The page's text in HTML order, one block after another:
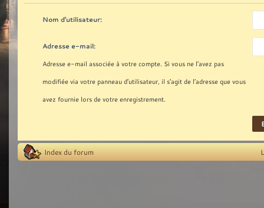
Nom d’utilisateur:
Adresse e-mail:
Adresse e-mail associée à votre compte. Si vous ne l’avez pas
modifiée via votre panneau d’utilisateur, il s’agit de l’adresse que vous
avez fournie lors de votre enregistrement.
Index du forum